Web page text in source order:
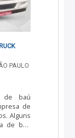
PAULO
de baú
de
Alguns
de baú